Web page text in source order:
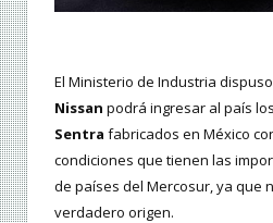
El Ministerio de Industria
Nissan podrá ingresar al país
Sentra fabricados en México
condiciones que tienen las
de países del Mercosur, ya que
verdadero origen.